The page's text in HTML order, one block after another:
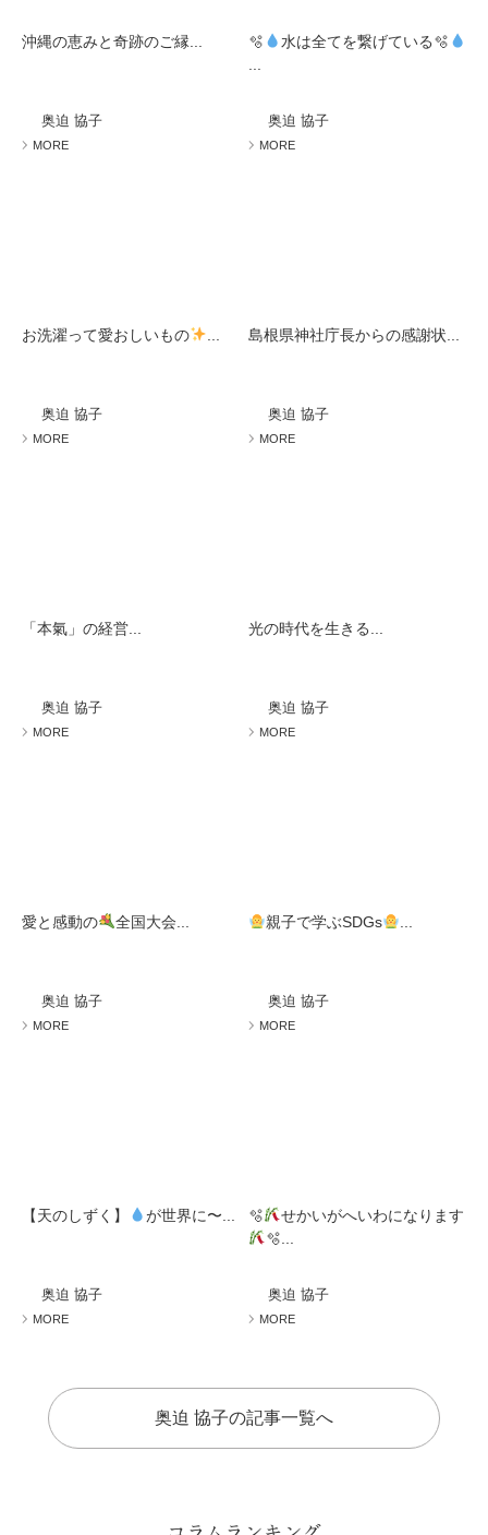
沖縄の恵みと奇跡のご縁...
奥迫 協子
MORE
🫧
水は全てを繋げている🫧
奥迫 協子
MORE
お洗濯って愛おしいもの
奥迫 協子
MORE
島根県神社庁長からの感謝状...
奥迫 協子
MORE
「本氣」の経営...
奥迫 協子
MORE
光の時代を生きる...
奥迫 協子
MORE
愛と感動の 全国大会...
奥迫 協子
MORE
親子で学ぶSDGs
奥迫 協子
MORE
【天のしずく】 が世界に〜...
奥迫 協子
MORE
🫧
せかいがへいわになります
🫧...
奥迫 協子
MORE
奥迫 協子の記事一覧へ